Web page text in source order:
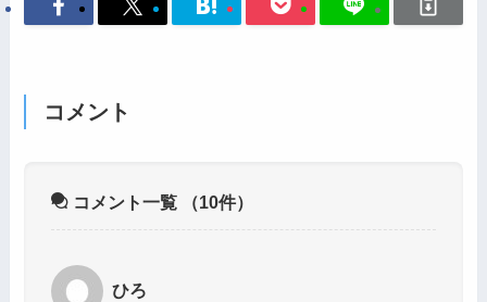
コメント
コメント一覧 （10件）
ひろ